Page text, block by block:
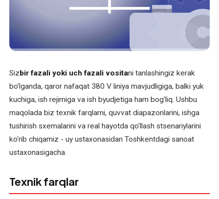
Asinxron
ta'mirlash
Bir
fazali
elektromotorni
qayta
uskunalari
bo'yicha
Sizbir fazali yoki uch fazali vositani tanlashingiz kerak
bo'lganda, qaror nafaqat 380 V liniya mavjudligiga, balki yuk
kuchiga, ish rejimiga va ish byudjetiga ham bog'liq. Ushbu
maqolada biz texnik farqlarni, quvvat diapazonlarini, ishga
tushirish sxemalarini va real hayotda qo'llash stsenariylarini
ko'rib chiqamiz - uy ustaxonasidan Toshkentdagi sanoat
ustaxonasigacha.
Texnik farqlar